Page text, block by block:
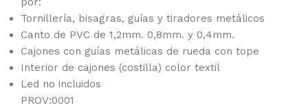
Tornillería, bisagras, guías y tiradores metálicos
Canto de PVC de 1,2mm. 0,8mm. y 0,4mm.
Cajones con guías metálicas de rueda con tope
Interior de cajones (costilla) color textil
Led no incluidos
PROV:0001